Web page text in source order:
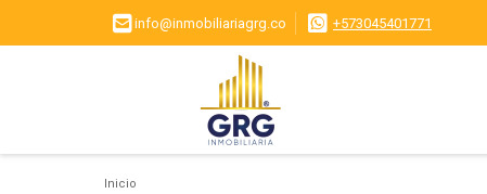
info@inmobiliariagrg.co +573045401771
Inicio